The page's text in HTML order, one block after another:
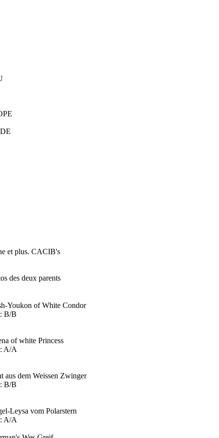
et plus. CACIB's
des deux parents
Youkon of White Condor
B/B
of white Princess
A/A
aus dem Weissen Zwinger
B/B
Leysa vom Polarstern
A/A